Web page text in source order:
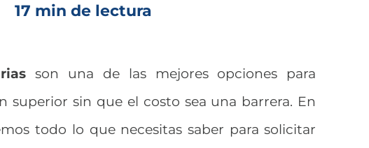
17 min de lectura
son una de las mejores opciones para
superior sin que el costo sea una barrera. En
todo lo que necesitas saber para solicitar